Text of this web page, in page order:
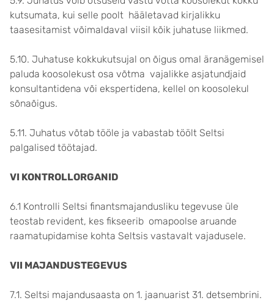
kutsumata, kui selle poolt hääletavad kirjalikku
taasesitamist võimaldaval viisil kõik juhatuse liikmed.
5.10. Juhatuse kokkukutsujal on õigus omal äranägemisel
paluda koosolekust osa võtma vajalikke asjatundjaid
konsultantidena või ekspertidena, kellel on koosolekul
sõnaõigus.
5.11. Juhatus võtab tööle ja vabastab töölt Seltsi
palgalised töötajad.
VI KONTROLLORGANID
6.1 Kontrolli Seltsi finantsmajandusliku tegevuse üle
teostab revident, kes fikseerib omapoolse aruande
raamatupidamise kohta Seltsis vastavalt vajadusele.
VII MAJANDUSTEGEVUS
7.1. Seltsi majandusaasta on 1. jaanuarist 31. detsembrini.